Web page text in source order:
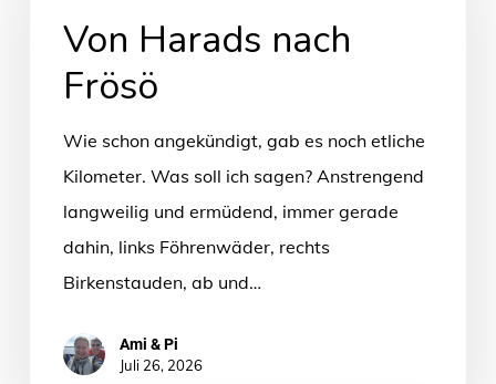
FrösöVon Harads nach
Frösö
Wie schon angekündigt, gab es noch etliche
Kilometer. Was soll ich sagen? Anstrengend
langweilig und ermüdend, immer gerade
dahin, links Föhrenwäder, rechts
Birkenstauden, ab und…
Ami & Pi
Juli 26, 2026